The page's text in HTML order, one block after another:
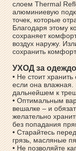
слоем Thermal
алюминиевую
точек, которые
Благодаря этому
сохраняет
воздух наружу.
сохранить
УХОД за
• Не стоит
если она влажная.
дальнейшем к
• Оптимальным
вешалке – и
желательно
без попадания
• Старайтесь
грязь, масляные
• Не позволяйте